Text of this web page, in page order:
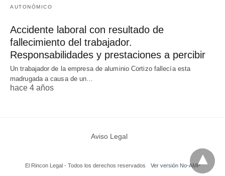
AUTONÓMICO
Accidente laboral con resultado de
fallecimiento del trabajador.
Responsabilidades y prestaciones a percibir
Un trabajador de la empresa de aluminio Cortizo fallecía esta
madrugada a causa de un…
hace 4 años
Aviso Legal
El Rincon Legal - Todos los derechos reservados Ver versión No-AMP